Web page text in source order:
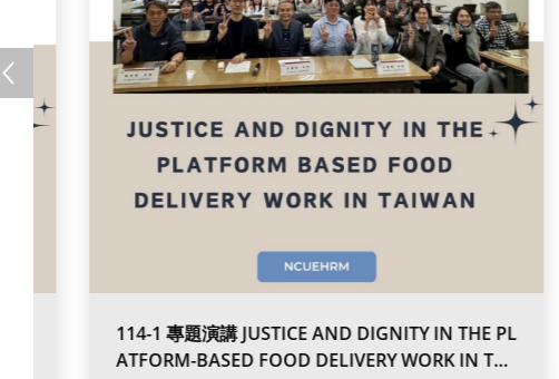
114-1 專題演講 JUSTICE AND DIGNITY IN THE PL
ATFORM-BASED FOOD DELIVERY WORK IN TAI